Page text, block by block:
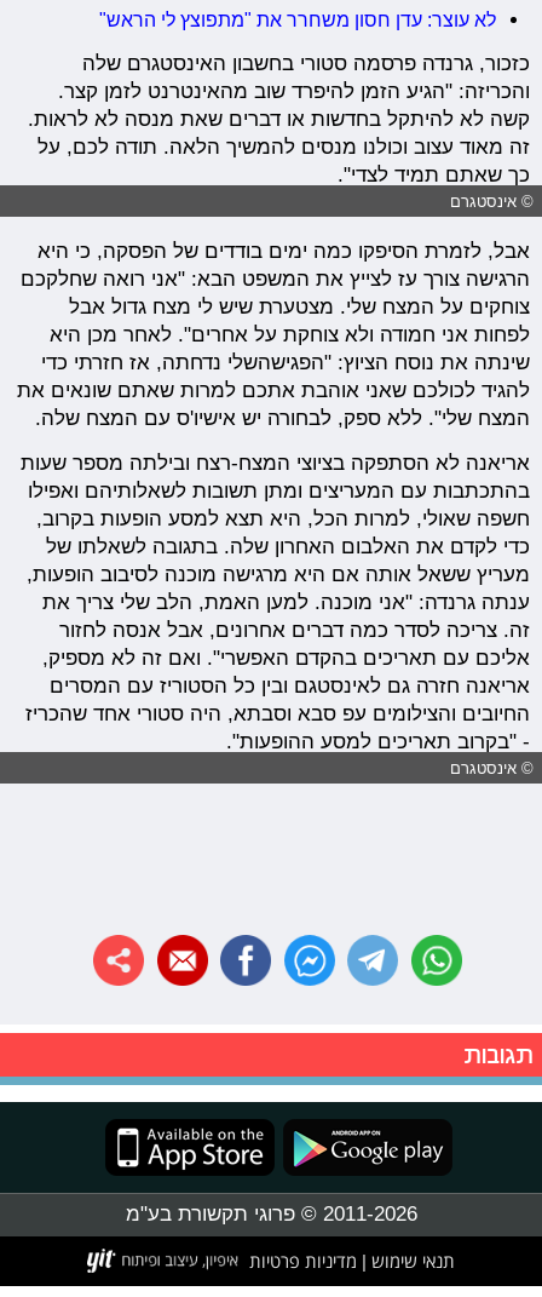
לא עוצר: עדן חסון משחרר את "מתפוצץ לי הראש"
כזכור, גרנדה פרסמה סטורי בחשבון האינסטגרם שלה
והכריזה: "הגיע הזמן להיפרד שוב מהאינטרנט לזמן קצר.
קשה לא להיתקל בחדשות או דברים שאת מנסה לא לראות.
זה מאוד עצוב וכולנו מנסים להמשיך הלאה. תודה לכם, על
כך שאתם תמיד לצדי".
© אינסטגרם
אבל, לזמרת הסיפקו כמה ימים בודדים של הפסקה, כי היא
הרגישה צורך עז לצייץ את המשפט הבא: "אני רואה שחלקכם
צוחקים על המצח שלי. מצטערת שיש לי מצח גדול אבל
לפחות אני חמודה ולא צוחקת על אחרים". לאחר מכן היא
שינתה את נוסח הציוץ: "הפגישהשלי נדחתה, אז חזרתי כדי
להגיד לכולכם שאני אוהבת אתכם למרות שאתם שונאים את
המצח שלי". ללא ספק, לבחורה יש אישיו'ס עם המצח שלה.
אריאנה לא הסתפקה בציוצי המצח-רצח ובילתה מספר שעות
בהתכתבות עם המעריצים ומתן תשובות לשאלותיהם ואפילו
חשפה שאולי, למרות הכל, היא תצא למסע הופעות בקרוב,
כדי לקדם את האלבום האחרון שלה. בתגובה לשאלתו של
מעריץ ששאל אותה אם היא מרגישה מוכנה לסיבוב הופעות,
ענתה גרנדה: "אני מוכנה. למען האמת, הלב שלי צריך את
זה. צריכה לסדר כמה דברים אחרונים, אבל אנסה לחזור
אליכם עם תאריכים בהקדם האפשרי". ואם זה לא מספיק,
אריאנה חזרה גם לאינסטגם ובין כל הסטוריז עם המסרים
החיובים והצילומים עפ סבא וסבתא, היה סטורי אחד שהכריז
- "בקרוב תאריכים למסע ההופעות".
© אינסטגרם
תגובות
2011-2026 © פרוגי תקשורת בע"מ
תנאי שימוש | מדיניות פרטיות